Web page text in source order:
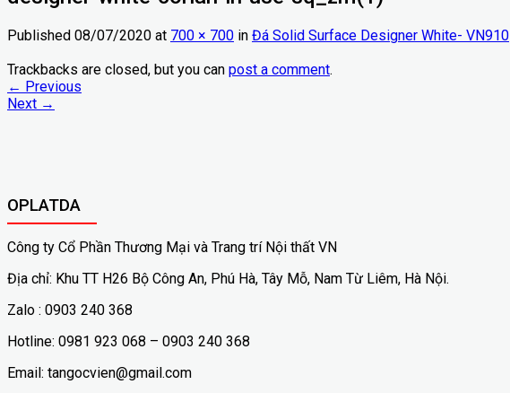
Published 08/07/2020 at 700 × 700 in Đá Solid Surface Designer White- VN910
Trackbacks are closed, but you can post a comment.
← Previous
Next →
OPLATDA
Công ty Cổ Phần Thương Mại và Trang trí Nội thất VN
Địa chỉ: Khu TT H26 Bộ Công An, Phú Hà, Tây Mỗ, Nam Từ Liêm, Hà Nội.
Zalo : 0903 240 368
Hotline: 0981 923 068 – 0903 240 368
Email: tangocvien@gmail.com